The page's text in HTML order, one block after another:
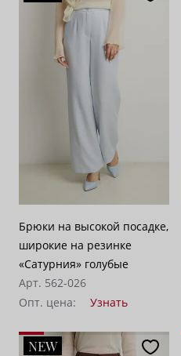
Брюки на высокой посадке,
широкие на резинке
«Сатурния» голубые
Арт. 562-026
Опт. цена:
Узнать
NEW